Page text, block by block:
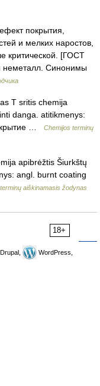
покрытия,
и мелких наростов,
критической. [ГОСТ
неметалл. Синонимы
T sritis chemija
danga. atitikmenys:
…
Chemijos terminų
apibrėžtis Šiurkštų
angl. burnt coating
aiškinamasis žodynas
18+
Drupal,
WordPress,